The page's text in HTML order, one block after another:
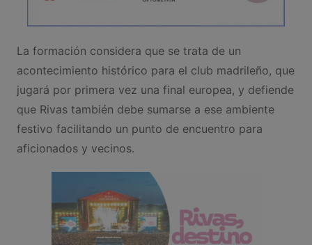
La formación considera que se trata de un
acontecimiento histórico para el club madrileño, que
jugará por primera vez una final europea, y defiende
que Rivas también debe sumarse a ese ambiente
festivo facilitando un punto de encuentro para
aficionados y vecinos.